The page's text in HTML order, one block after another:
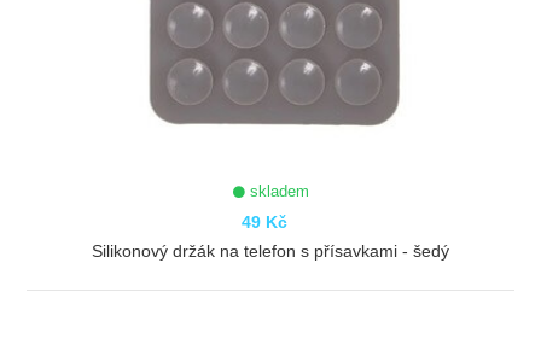
skladem
49 Kč
Silikonový držák na telefon s přísavkami - šedý